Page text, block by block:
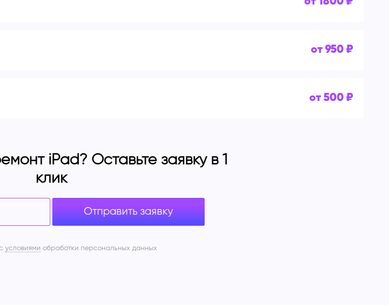
от 950 ₽
от 500 ₽
iPad? Оставьте заявку в 1
клик
Отправить заявку
сусловиями обработки персональных данных